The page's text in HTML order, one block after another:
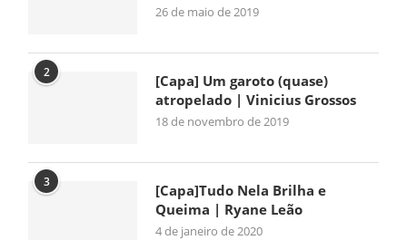
26 de maio de 2019
2
[Capa] Um garoto (quase)
atropelado | Vinicius Grossos
18 de novembro de 2019
3
[Capa]Tudo Nela Brilha e
Queima | Ryane Leão
4 de janeiro de 2020